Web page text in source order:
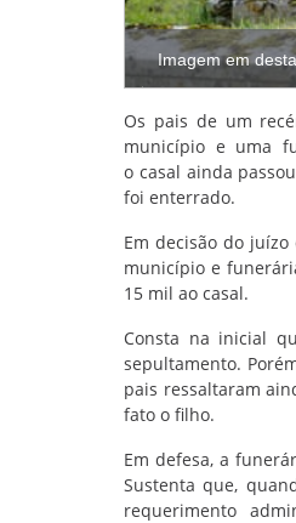
Imagem em
Os pais de um
município e uma
o casal ainda
foi enterrado.
Em decisão do
município e
15 mil ao casal.
Consta na inicial
sepultamento.
pais ressaltaram
fato o filho.
Em defesa, a
Sustenta que,
requerimento